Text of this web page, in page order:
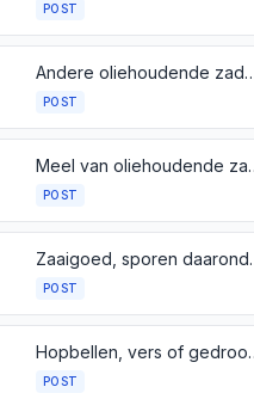
POST
Andere oliehoudende zaden
POST
Meel van
POST
POST
Hopbellen, vers of
POST